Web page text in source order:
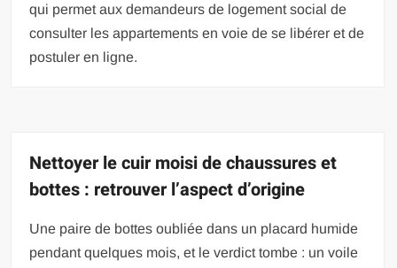
qui permet aux demandeurs de logement social de
consulter les appartements en voie de se libérer et de
postuler en ligne.
Nettoyer le cuir moisi de chaussures et
bottes : retrouver l’aspect d’origine
Une paire de bottes oubliée dans un placard humide
pendant quelques mois, et le verdict tombe : un voile